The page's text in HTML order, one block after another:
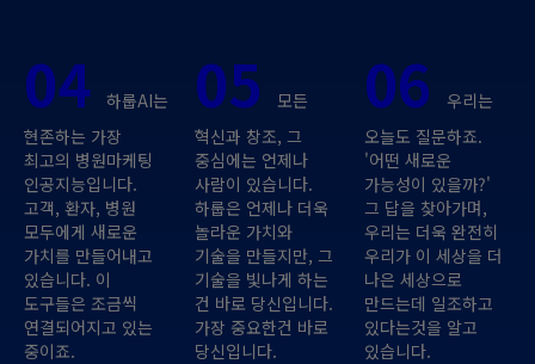
04
하룹AI는
현존하는 가장
최고의 병원마케팅
인공지능입니다.
고객, 환자, 병원
모두에게 새로운
가치를 만들어내고
있습니다. 이
도구들은 조금씩
연결되어지고 있는
중이죠.
05
모든
혁신과 창조, 그
중심에는 언제나
사람이 있습니다.
하룹은 언제나 더욱
놀라운 가치와
기술을 만들지만, 그
기술을 빛나게 하는
건 바로 당신입니다.
가장 중요한건 바로
당신입니다.
06우리는
오늘도 질문하죠.
'어떤 새로운
가능성이 있을까?'
그 답을 찾아가며,
우리는 더욱 완전히
우리가 이 세상을 더
나은 세상으로
만드는데 일조하고
있다는것을 알고
있습니다.